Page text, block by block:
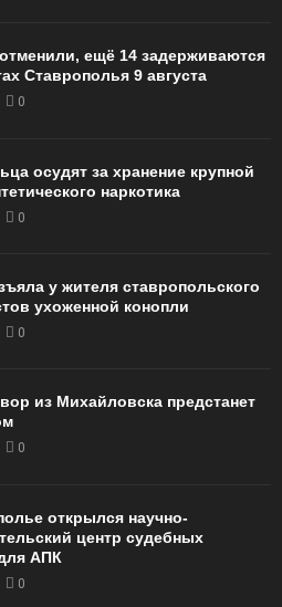
ещё 14 задерживаются
Ставрополья 9 августа
0
осудят за хранение крупной
наркотика
0
у жителя ставропольского
ухоженной конопли
0
из Михайловска предстанет
0
открылся научно-
центр судебных
АПК
0